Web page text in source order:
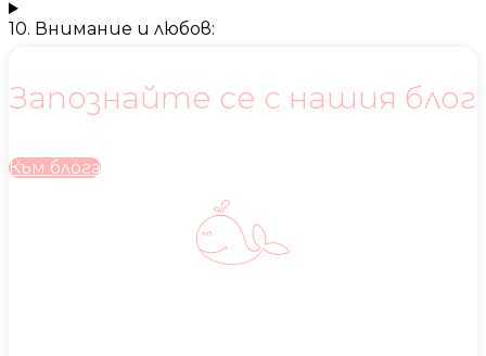
10. Внимание и любов:
Запознайте се с нашия блог
Към блога